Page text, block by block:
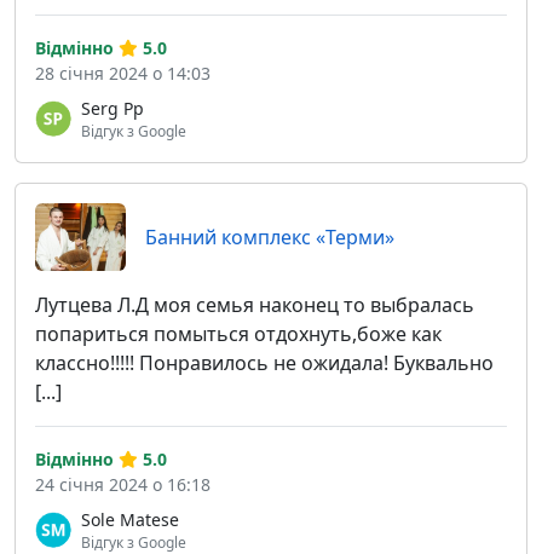
Serg Pp
Відгук з Google
Відмінно
5.0
28 січня 2024 о 14:03
Банний комплекс «Терми»
Лутцева Л.Д моя семья наконец то выбралась
попариться помыться отдохнуть,боже как
классно!!!!! Понравилось не ожидала! Буквально
[...]
Sole Matese
Відгук з Google
Відмінно
5.0
24 січня 2024 о 16:18